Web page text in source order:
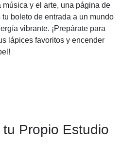
y el arte, una página de
tu boleto de entrada a un mundo
vibrante. ¡Prepárate para
lápices favoritos y encender
Propio Estudio